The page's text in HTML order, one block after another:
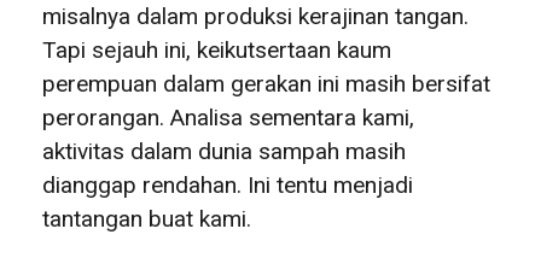
misalnya dalam produksi kerajinan tangan.
Tapi sejauh ini, keikutsertaan kaum
perempuan dalam gerakan ini masih bersifat
perorangan. Analisa sementara kami,
aktivitas dalam dunia sampah masih
dianggap rendahan. Ini tentu menjadi
tantangan buat kami.